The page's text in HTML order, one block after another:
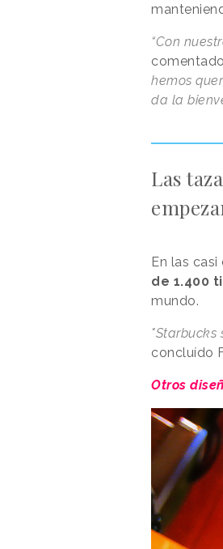
“Con
comentado
hemos
da la
Las
En las
de 1.400
mundo.
"Starbucks
concluído
Otros